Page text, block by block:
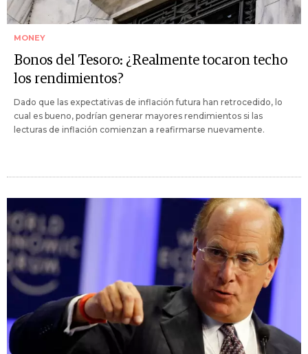
MONEY
Bonos del Tesoro: ¿Realmente tocaron techo
los rendimientos?
Dado que las expectativas de inflación futura han retrocedido, lo
cual es bueno, podrían generar mayores rendimientos si las
lecturas de inflación comienzan a reafirmarse nuevamente.